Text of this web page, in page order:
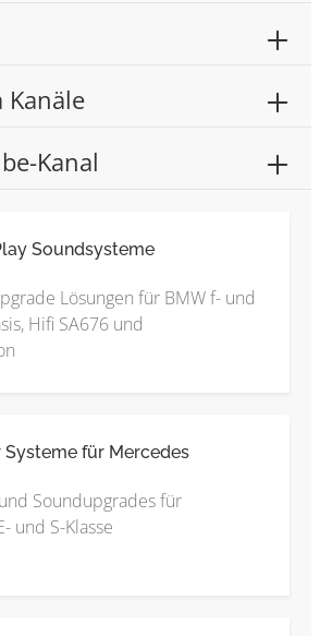
Kanäle
Kanal
Soundsysteme
Lösungen für BMW f- und
Hifi SA676 und
für Mercedes
Soundupgrades für
und S-Klasse